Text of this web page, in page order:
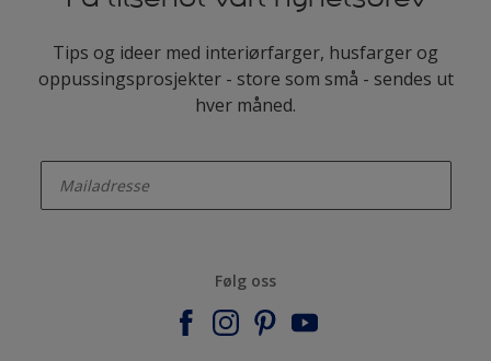
Tips og ideer med interiørfarger, husfarger og
oppussingsprosjekter - store som små - sendes ut
hver måned.
Følg oss